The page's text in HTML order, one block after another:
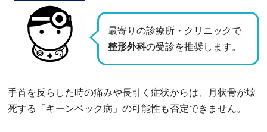
最寄りの診療所・クリニックで
整形外科の受診を推奨します。
手首を反らした時の痛みや長引く症状からは、月状骨が壊
死する「キーンベック病」の可能性も否定できません。